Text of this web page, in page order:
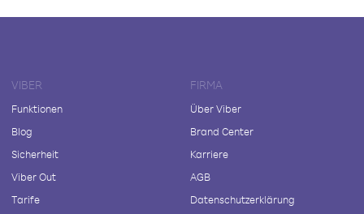
VIBER
Funktionen
Blog
Sicherheit
Viber Out
Tarife
FIRMA
Über Viber
Brand Center
Karriere
AGB
Datenschutzerklärung